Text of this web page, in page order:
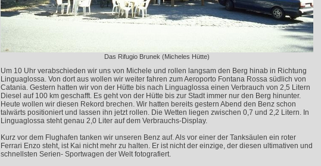
Das Rifugio Brunek (Micheles Hütte)
Um 10 Uhr verabschieden wir uns von Michele und rollen langsam den Berg hinab in Richtung
Linguaglossa. Von dort aus wollen wir weiter fahren zum Aeroporto Fontana Rossa südlich von
Catania. Gestern hatten wir von der Hütte bis nach Linguaglossa einen Verbrauch von 2,5 Litern
Diesel auf 100 km geschafft. Es geht von der Hütte bis zur Stadt immer nur den Berg hinunter.
Heute wollen wir diesen Rekord brechen. Wir hatten bereits gestern Abend den Benz schon
talwärts positioniert und lassen ihn jetzt rollen. Die Wetten liegen zwischen 0,7 und 2,2 Litern. In
Linguaglossa steht genau 2,0 Liter auf dem Verbrauchs-Display.
Kurz vor dem Flughafen tanken wir unseren Benz auf. Als vor einer der Tanksäulen ein roter
Ferrari Enzo steht, ist Kai nicht mehr zu halten. Er ist nicht der einzige, der diesen ultimativen und
schnellsten Serien- Sportwagen der Welt fotografiert.